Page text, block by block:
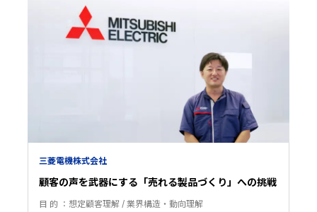
三菱電機株式会社
顧客の声を武器にする「売れる製品づくり」への挑戦
目 的 想定顧客理解
業界構造・動向理解